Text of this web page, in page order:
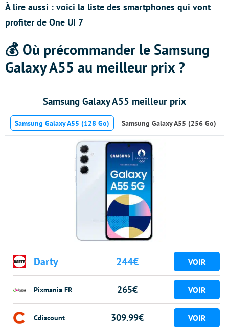
À lire aussi : voici la liste des smartphones qui vont
profiter de One UI 7
💰 Où précommander le Samsung
Galaxy A55 au meilleur prix ?
Samsung Galaxy A55 meilleur prix
Samsung Galaxy A55 (128 Go) Samsung Galaxy A55 (256 Go)
Darty 244€
Pixmania FR 265€
Cdiscount 309.99€